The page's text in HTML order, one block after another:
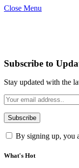
Close Menu
Subscribe to
Stay updated with the
By signing up, you
What's Hot